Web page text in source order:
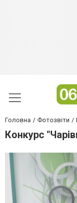
Головна Фотозвіти
Конкурс